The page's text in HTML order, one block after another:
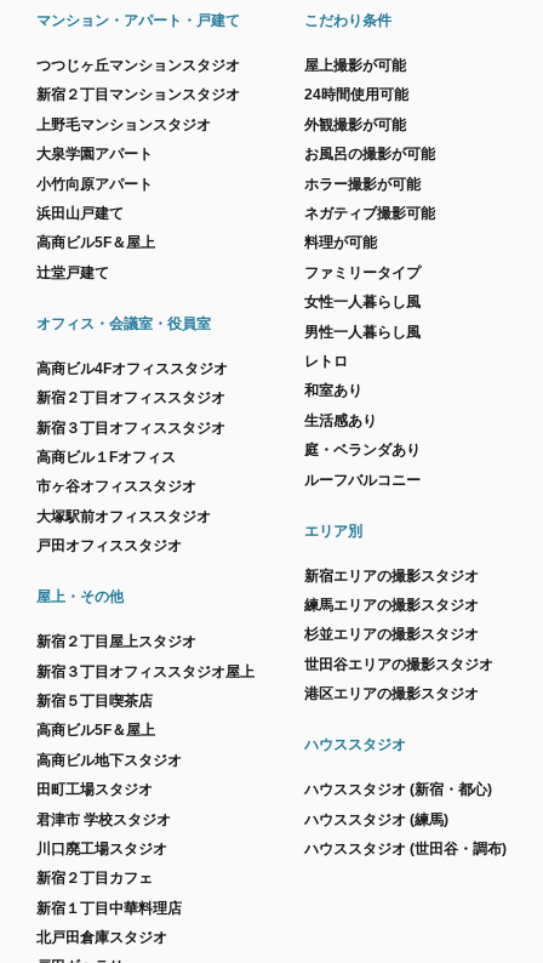
マンション・アパート・戸建て
つつじヶ丘マンションスタジオ
新宿２丁目マンションスタジオ
上野毛マンションスタジオ
大泉学園アパート
小竹向原アパート
浜田山戸建て
高商ビル5F＆屋上
辻堂戸建て
オフィス・会議室・役員室
高商ビル4Fオフィススタジオ
新宿２丁目オフィススタジオ
新宿３丁目オフィススタジオ
高商ビル１Fオフィス
市ヶ谷オフィススタジオ
大塚駅前オフィススタジオ
戸田オフィススタジオ
屋上・その他
新宿２丁目屋上スタジオ
新宿３丁目オフィススタジオ屋上
新宿５丁目喫茶店
高商ビル5F＆屋上
高商ビル地下スタジオ
田町工場スタジオ
君津市 学校スタジオ
川口廃工場スタジオ
新宿２丁目カフェ
新宿１丁目中華料理店
北戸田倉庫スタジオ
こだわり条件
屋上撮影が可能
24時間使用可能
外観撮影が可能
お風呂の撮影が可能
ホラー撮影が可能
ネガティブ撮影可能
料理が可能
ファミリータイプ
女性一人暮らし風
男性一人暮らし風
レトロ
和室あり
生活感あり
庭・ベランダあり
ルーフバルコニー
エリア別
新宿エリアの撮影スタジオ
練馬エリアの撮影スタジオ
杉並エリアの撮影スタジオ
世田谷エリアの撮影スタジオ
港区エリアの撮影スタジオ
ハウススタジオ
ハウススタジオ (新宿・都心)
ハウススタジオ (練馬)
ハウススタジオ (世田谷・調布)